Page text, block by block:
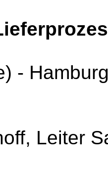
-
Leiter